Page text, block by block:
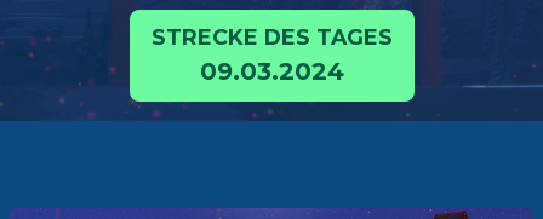
STRECKE DES TAGES
09.03.2024